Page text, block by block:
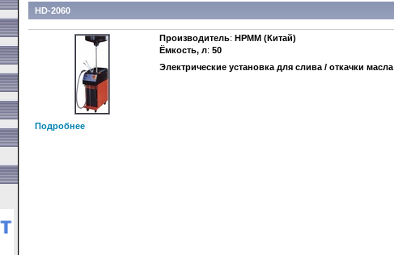
HD-2060
Производитель: HPMM (Китай)
Ёмкость, л: 50
Электрические установка для слива / откачки масла
Подробнее